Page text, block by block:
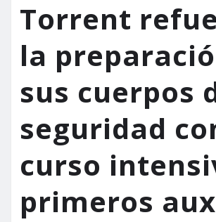
Torrent
la
sus cuerpos
seguridad
curso
primeros